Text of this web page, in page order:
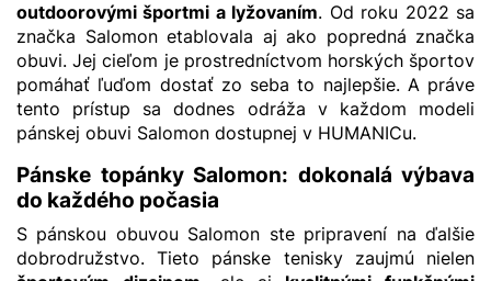
outdoorovými športmi a lyžovaním. Od roku 2022 sa
značka Salomon etablovala aj ako popredná značka
obuvi. Jej cieľom je prostredníctvom horských športov
pomáhať ľuďom dostať zo seba to najlepšie. A práve
tento prístup sa dodnes odráža v každom modeli
pánskej obuvi Salomon dostupnej v HUMANICu.
Pánske topánky Salomon: dokonalá výbava
do každého počasia
S pánskou obuvou Salomon ste pripravení na ďalšie
dobrodružstvo. Tieto pánske teniskyzaujmú nielen